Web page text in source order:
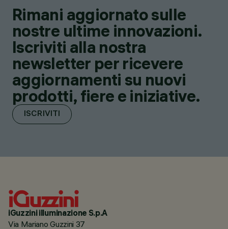
Rimani aggiornato sulle
nostre ultime innovazioni.
Iscriviti alla nostra
newsletter per ricevere
aggiornamenti su nuovi
prodotti, fiere e iniziative.
ISCRIVITI
iGuzzini illuminazione S.p.A
Via Mariano Guzzini 37